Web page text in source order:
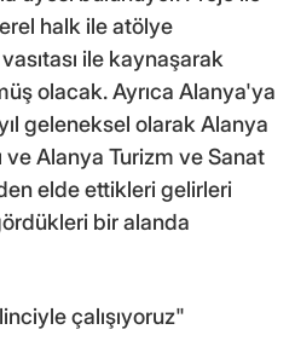
halk ile atölye
ile kaynaşarak
olacak. Ayrıca Alanya'ya
geleneksel olarak Alanya
ve Alanya Turizm ve Sanat
elde ettikleri gelirleri
bir alanda
çalışıyoruz"